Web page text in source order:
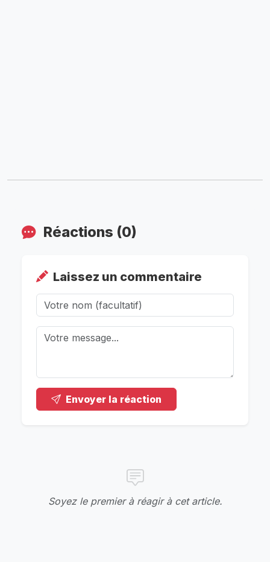
Réactions (0)
Laissez un commentaire
Envoyer la réaction
Soyez le premier à réagir à cet article.